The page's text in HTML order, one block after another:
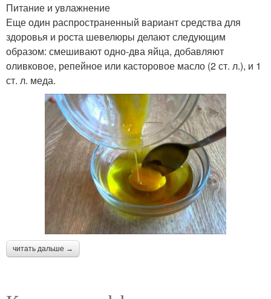
Питание и увлажнение
Еще один распространенный вариант средства для
здоровья и роста шевелюры делают следующим
образом: смешивают одно-два яйца, добавляют
оливковое, репейное или касторовое масло (2 ст. л.), и 1
ст. л. меда.
читать дальше →